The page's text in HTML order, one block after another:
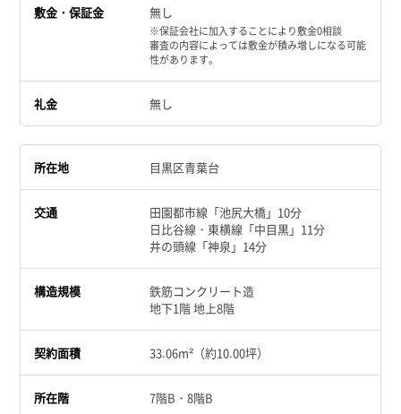
敷金・保証金 無し
※保証会社に加入することにより敷金0相談
審査の内容によっては敷金が積み増しになる可能
性があります。
礼金 無し
所在地 目黒区青葉台
交通
田園都市線「池尻大橋」10分
日比谷線・東横線「中目黒」11分
井の頭線「神泉」14分
構造規模
鉄筋コンクリート造
地下1階 地上8階
契約面積 33.06m²（約10.00坪）
所在階 7階B・8階B